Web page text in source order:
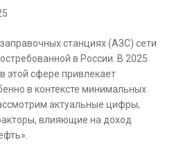
станциях (АЗС) сети
в России. В 2025
этой сфере привлекает
в контексте минимальных
актуальные цифры,
влияющие на доход